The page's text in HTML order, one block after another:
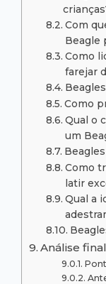
Com
Beagle
Como
farejar
Como
Qual o
um
Como
latir
Qual a
Análise